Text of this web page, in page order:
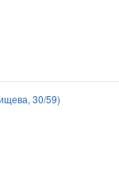
30/59)